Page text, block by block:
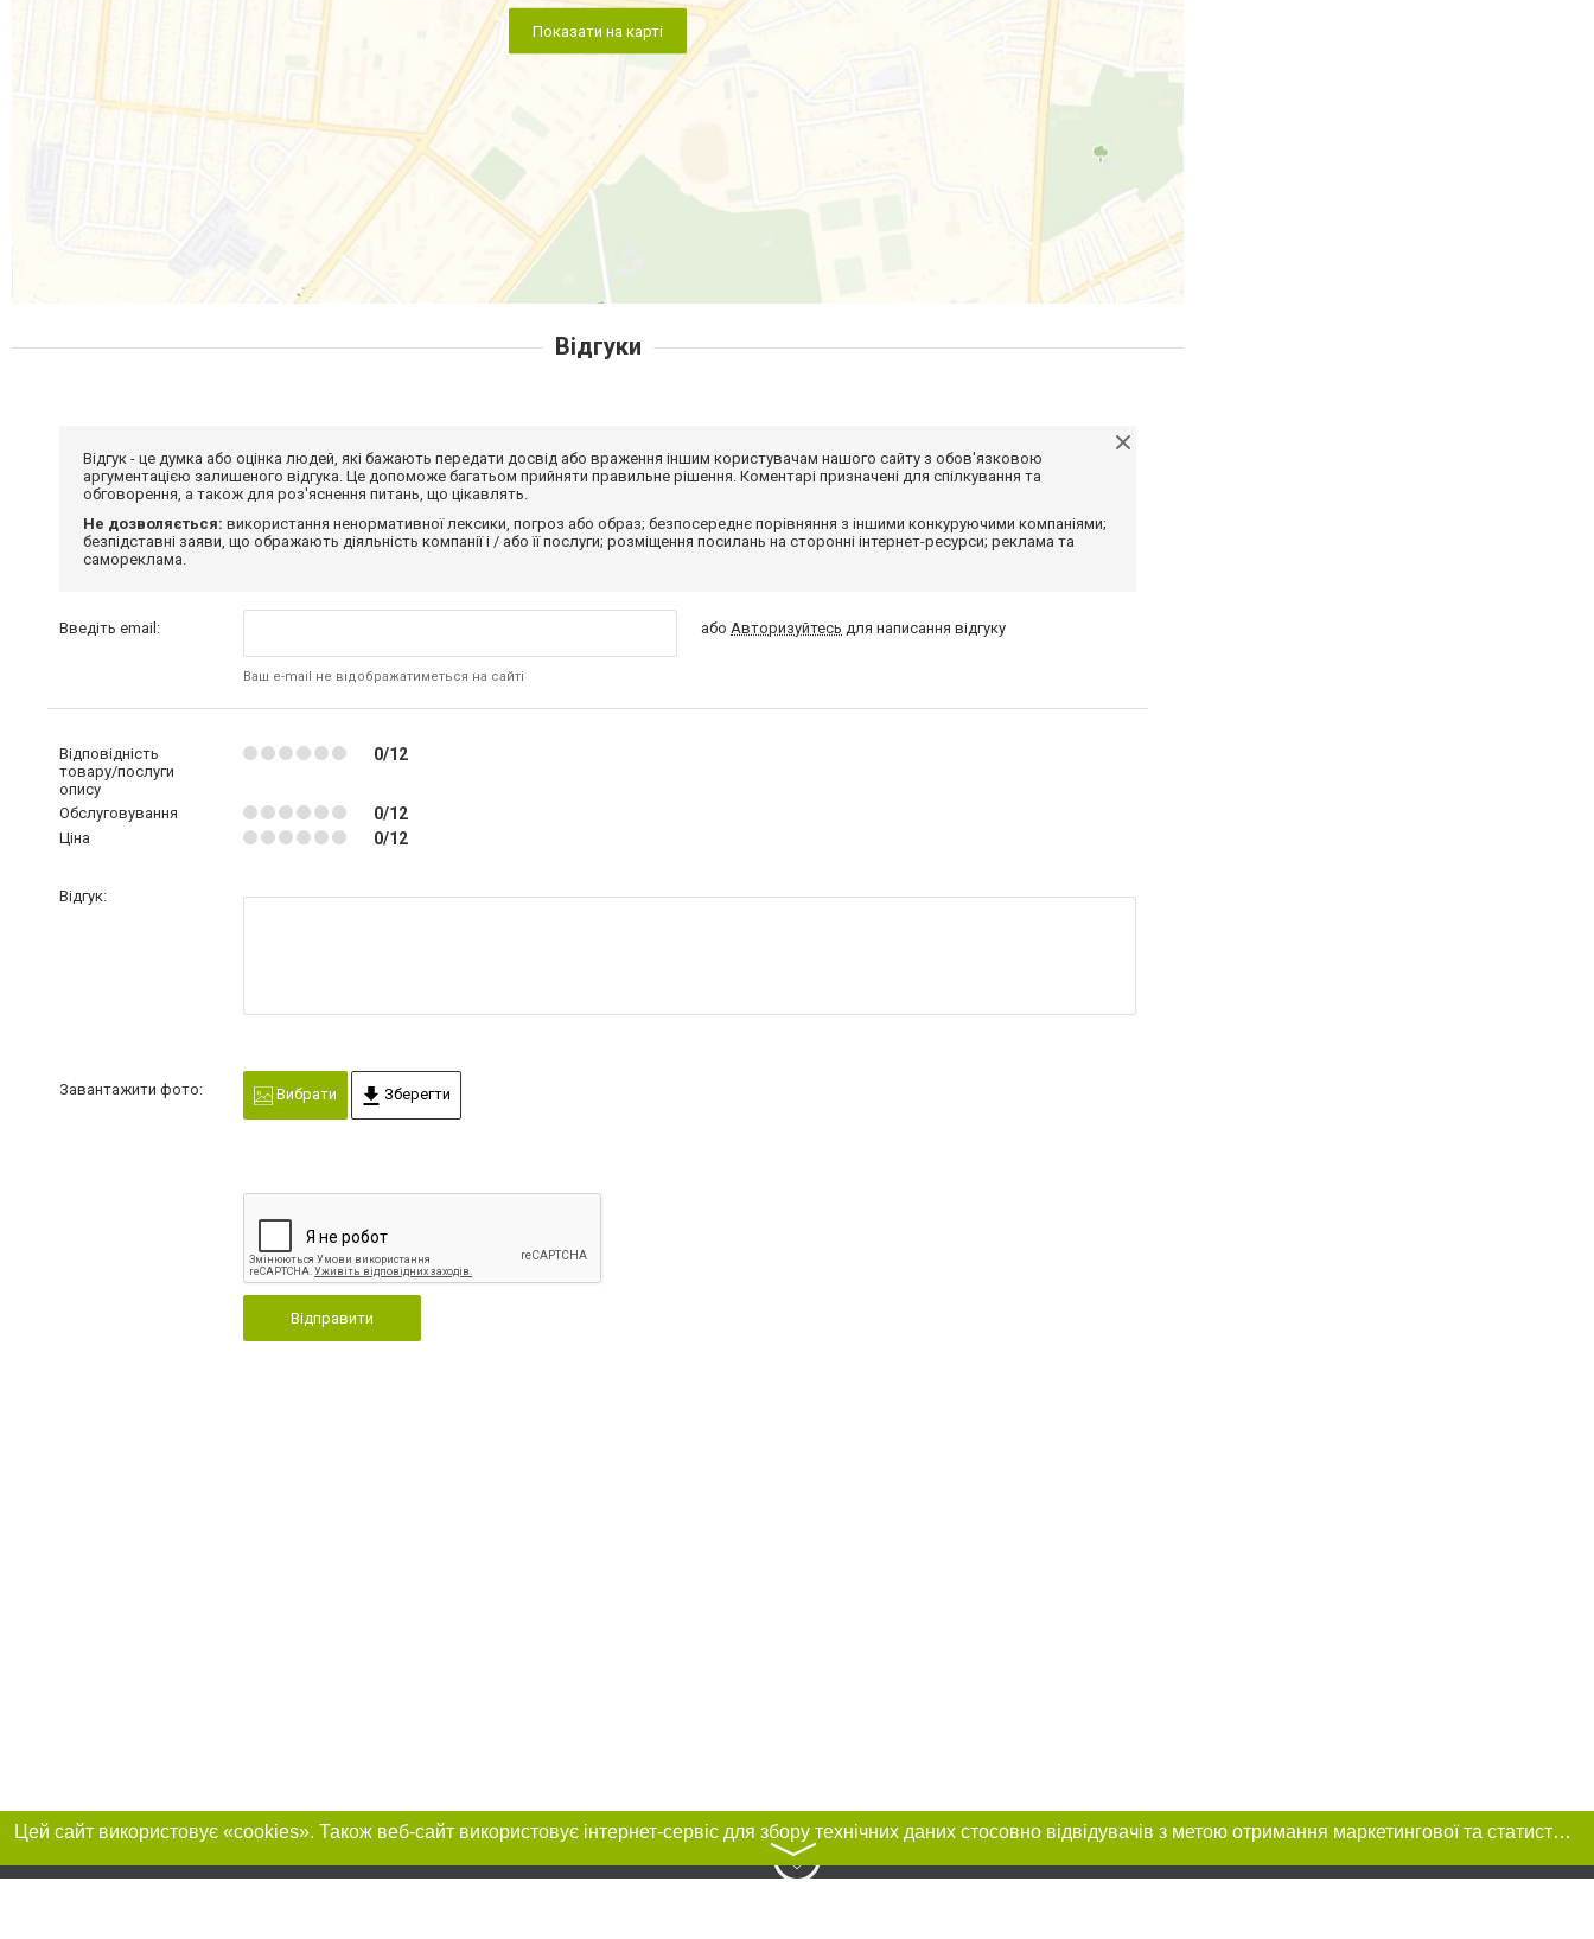
Показати на карті
Відгуки
Відгук - це думка або оцінка людей, які бажають передати досвід або враження іншим користувачам нашого сайту з обов'язковою
аргументацією залишеного відгука. Це допоможе багатьом прийняти правильне рішення. Коментарі призначені для спілкування та
обговорення, а також для роз'яснення питань, що цікавлять.
Не дозволяється: використання ненормативної лексики, погроз або образ; безпосереднє порівняння з іншими конкуруючими компаніями;
безпідставні заяви, що ображають діяльність компанії і / або її послуги; розміщення посилань на сторонні інтернет-ресурси; реклама та
самореклама.
Введіть email:
Ваш e-mail не відображатиметься на сайті
абоАвторизуйтесь для написання відгуку
Відповідність
товару/послуги
опису
0/12
Обслуговування 0/12
Ціна 0/12
Відгук:
Завантажити фото: Вибрати Зберегти
Відправити
Цей сайт використовує «cookies». Також веб-сайт використовує інтернет-сервіс для збору технічних даних стосовно відвідувачів з метою отримання маркетингової та статистичної інформації. Умови обробки даних відвідувачів сайту див.
〉